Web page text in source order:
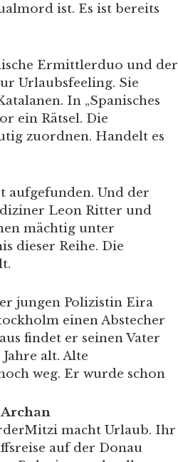
ist. Es ist bereits
Ermittlerduo und der
Urlaubsfeeling. Sie
In „Spanisches
ein Rätsel. Die
zuordnen. Handelt es
aufgefunden. Und der
Leon Ritter und
mächtig unter
dieser Reihe. Die
jungen Polizistin Eira
einen Abstecher
findet er seinen Vater
alt. Alte
weg. Er wurde schon
macht Urlaub. Ihr
auf der Donau